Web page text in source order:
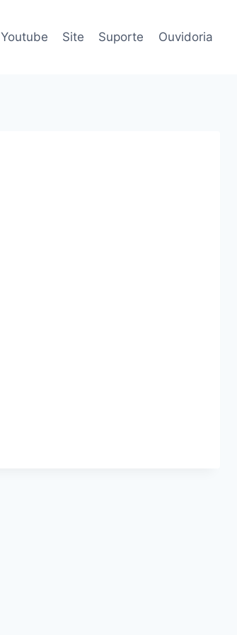
Youtube Site Suporte Ouvidoria